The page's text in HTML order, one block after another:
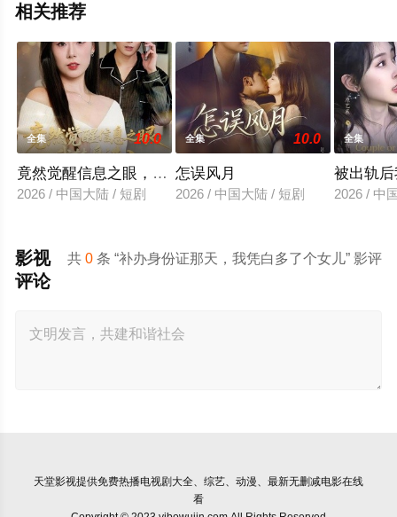
相关推荐
全集 10.0
竟然觉醒信息之眼，我转身进入反派大营
2026 / 中国大陆 / 短剧
全集 10.0
怎误风月
2026 / 中国大陆 / 短剧
全集
被出轨
2026 / 中
共0 条 “补办身份证那天，我凭白多了个女儿” 影评
影视
评论
天堂影视提供免费热播电视剧大全、综艺、动漫、最新无删减电影在线
看